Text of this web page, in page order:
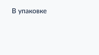
В упаковке